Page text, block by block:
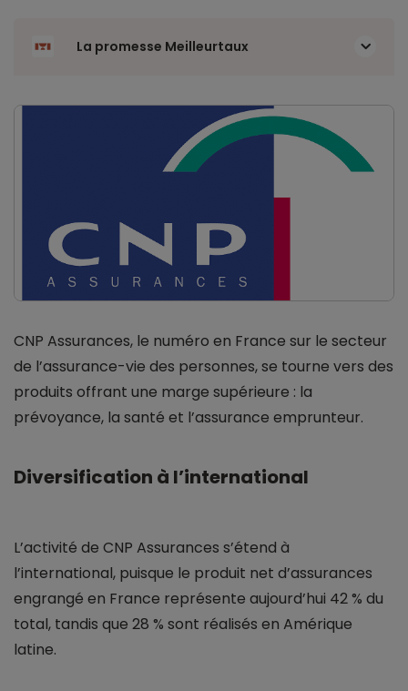
La promesse Meilleurtaux
CNP Assurances, le numéro en France sur le secteur
de l’assurance-vie des personnes, se tourne vers des
produits offrant une marge supérieure : la
prévoyance, la santé et l’assurance emprunteur.
Diversification à l’international
L’activité de CNP Assurances s’étend à
l’international, puisque le produit net d’assurances
engrangé en France représente aujourd’hui 42 % du
total, tandis que 28 % sont réalisés en Amérique
latine.